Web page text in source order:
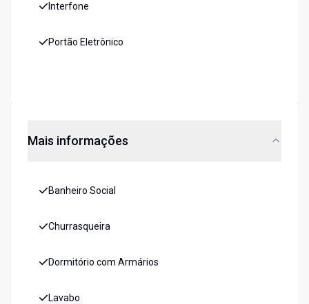
Interfone
Portão Eletrônico
Mais informações
Banheiro Social
Churrasqueira
Dormitório com Armários
Lavabo